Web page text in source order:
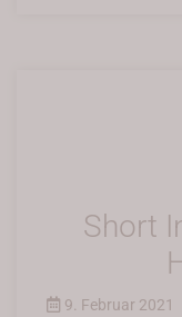
Short
9. Februar 2021